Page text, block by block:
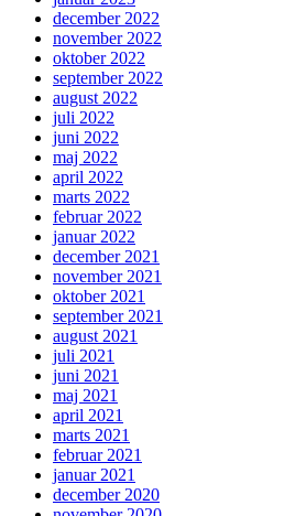
december 2022
november 2022
oktober 2022
september 2022
august 2022
juli 2022
juni 2022
maj 2022
april 2022
marts 2022
februar 2022
januar 2022
december 2021
november 2021
oktober 2021
september 2021
august 2021
juli 2021
juni 2021
maj 2021
april 2021
marts 2021
februar 2021
januar 2021
december 2020